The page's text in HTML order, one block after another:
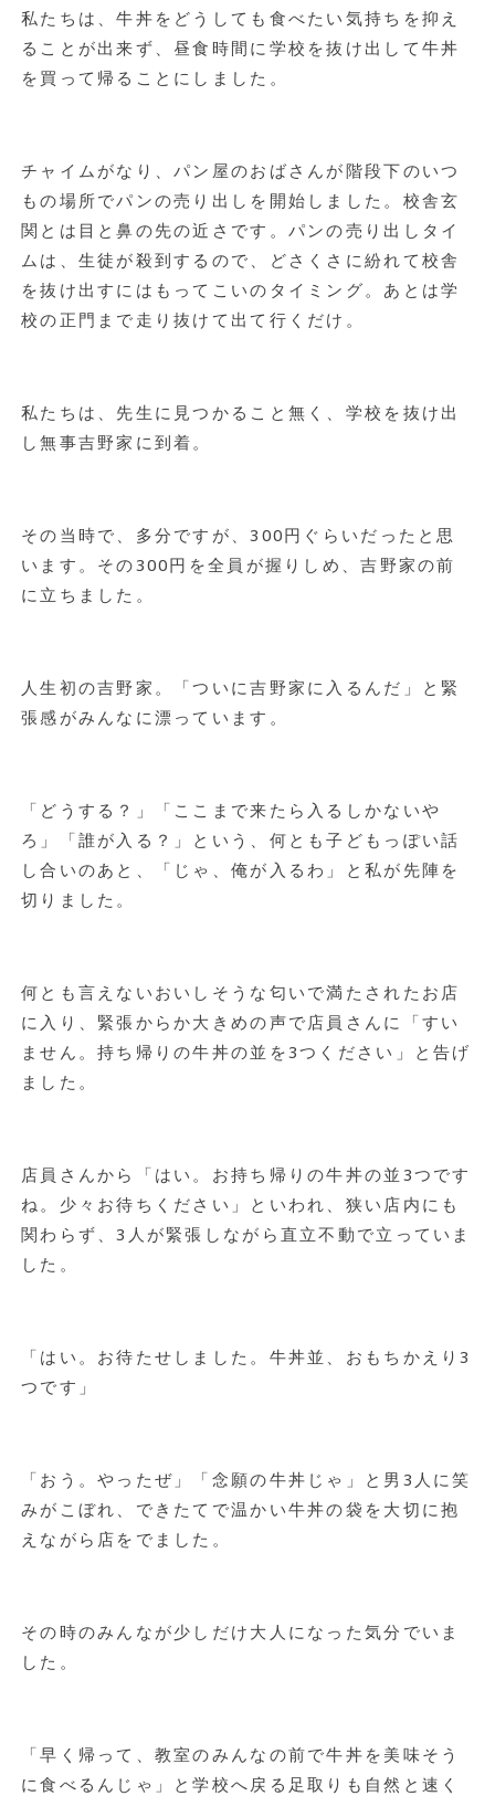
私たちは、牛丼をどうしても食べたい気持ちを抑え
ることが出来ず、昼食時間に学校を抜け出して牛丼
を買って帰ることにしました。
チャイムがなり、パン屋のおばさんが階段下のいつ
もの場所でパンの売り出しを開始しました。校舎玄
関とは目と鼻の先の近さです。パンの売り出しタイ
ムは、生徒が殺到するので、どさくさに紛れて校舎
を抜け出すにはもってこいのタイミング。あとは学
校の正門まで走り抜けて出て行くだけ。
私たちは、先生に見つかること無く、学校を抜け出
し無事吉野家に到着。
その当時で、多分ですが、300円ぐらいだったと思
います。その300円を全員が握りしめ、吉野家の前
に立ちました。
人生初の吉野家。「ついに吉野家に入るんだ」と緊
張感がみんなに漂っています。
「どうする？」「ここまで来たら入るしかないや
ろ」「誰が入る？」という、何とも子どもっぽい話
し合いのあと、「じゃ、俺が入るわ」と私が先陣を
切りました。
何とも言えないおいしそうな匂いで満たされたお店
に入り、緊張からか大きめの声で店員さんに「すい
ません。持ち帰りの牛丼の並を3つください」と告げ
ました。
店員さんから「はい。お持ち帰りの牛丼の並3つです
ね。少々お待ちください」といわれ、狭い店内にも
関わらず、3人が緊張しながら直立不動で立っていま
した。
「はい。お待たせしました。牛丼並、おもちかえり3
つです」
「おう。やったぜ」「念願の牛丼じゃ」と男3人に笑
みがこぼれ、できたてで温かい牛丼の袋を大切に抱
えながら店をでました。
その時のみんなが少しだけ大人になった気分でいま
した。
「早く帰って、教室のみんなの前で牛丼を美味そう
に食べるんじゃ」と学校へ戻る足取りも自然と速く